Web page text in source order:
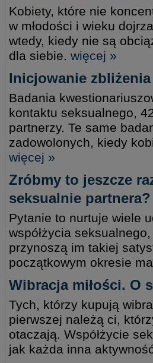
Kobiety, które nie
w młodości i wieku
wtedy, kiedy nie są
dla siebie. więcej »
Inicjowanie zbliżenia
Badania
kontaktu seksualnego,
partnerzy. Te same
zadowolonych, kiedy
więcej »
Zróbmy to jeszcze
seksualnie partnera?
Pytanie to nurtuje wiele
współżycia
przynoszą im takiej
początkowym okresie
Wibracja miłości. O
Tych, którzy kupują
pierwszej należą ci,
otaczają. Współżycie
jak każda inna